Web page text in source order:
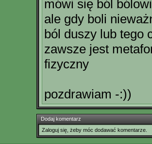
mówi się ból
ale gdy boli
ból duszy lub tego
zawsze jest
fizyczny
pozdrawiam -:))
Dodaj komentarz
Zaloguj się, żeby móc dodawać komentarze.